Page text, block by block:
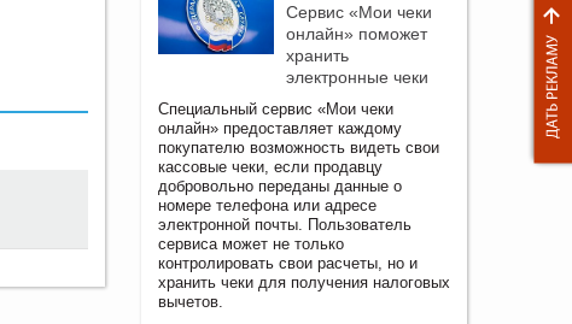
Сервис «Мои чеки
онлайн» поможет
хранить
электронные чеки
Специальный сервис «Мои чеки
онлайн» предоставляет каждому
покупателю возможность видеть свои
кассовые чеки, если продавцу
добровольно переданы данные о
номере телефона или адресе
электронной почты. Пользователь
сервиса может не только
контролировать свои расчеты, но и
хранить чеки для получения налоговых
вычетов.